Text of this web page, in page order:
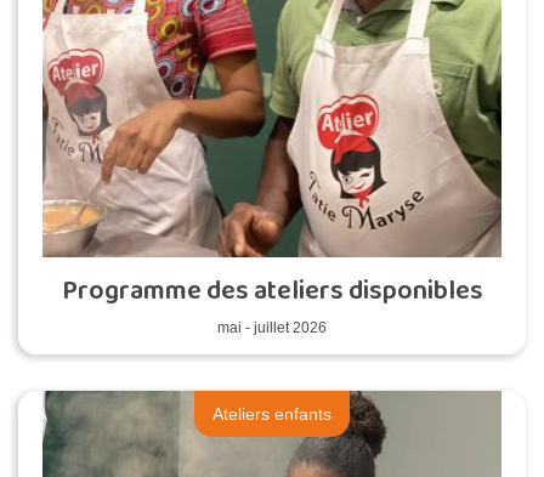
Programme des ateliers disponibles
mai - juillet 2026
Ateliers enfants